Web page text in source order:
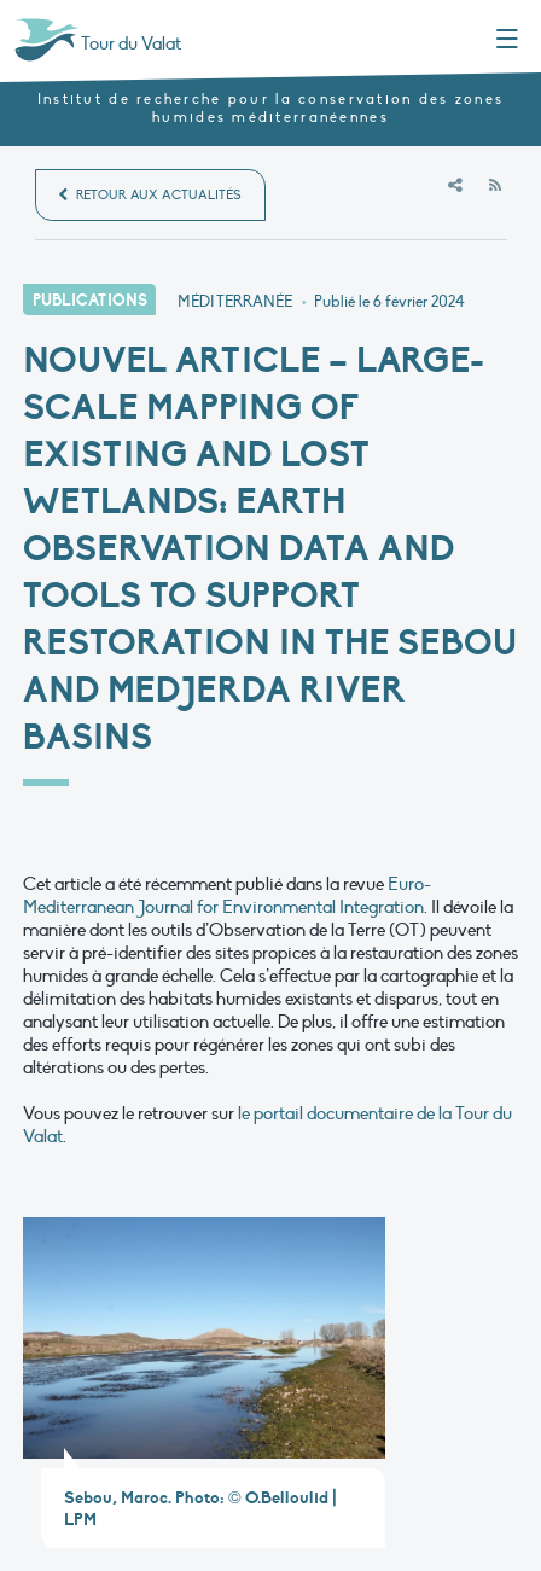
Tour du Valat
Institut de recherche pour la conservation des zones
humides méditerranéennes
RETOUR AUX ACTUALITÉS
PUBLICATIONS MÉDITERRANÉE • Publié le6 février 2024
NOUVEL ARTICLE – LARGE-
SCALE MAPPING OF
EXISTING AND LOST
WETLANDS: EARTH
OBSERVATION DATA AND
TOOLS TO SUPPORT
RESTORATION IN THE SEBOU
AND MEDJERDA RIVER
BASINS
Cet article a été récemment publié dans la revue Euro-
Mediterranean Journal for Environmental Integration. Il dévoile la
manière dont les outils d’Observation de la Terre (OT) peuvent
servir à pré-identifier des sites propices à la restauration des zones
humides à grande échelle. Cela s’effectue par la cartographie et la
délimitation des habitats humides existants et disparus, tout en
analysant leur utilisation actuelle. De plus, il offre une estimation
des efforts requis pour régénérer les zones qui ont subi des
altérations ou des pertes.
Vous pouvez le retrouver surle portail documentaire de la Tour du
Valat.
Sebou, Maroc. Photo: © O.Belloulid |
LPM